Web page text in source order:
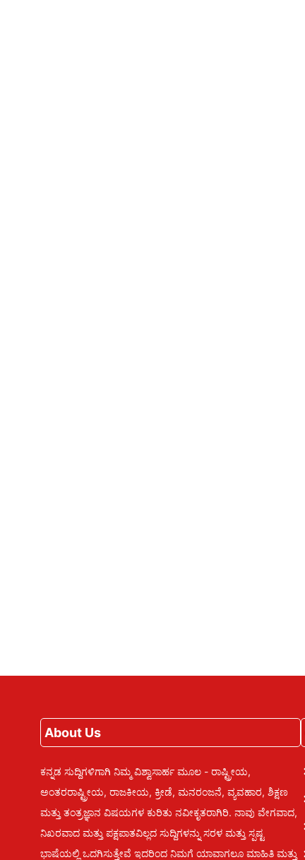
About Us
ಕನ್ನಡ ಸುದ್ದಿಗಳಿಗಾಗಿ ನಿಮ್ಮ ವಿಶ್ವಾಸಾರ್ಹ ಮೂಲ - ರಾಷ್ಟ್ರೀಯ,
ಅಂತರರಾಷ್ಟ್ರೀಯ, ರಾಜಕೀಯ, ಕ್ರೀಡೆ, ಮನರಂಜನೆ, ವ್ಯವಹಾರ, ಶಿಕ್ಷಣ
ಮತ್ತು ತಂತ್ರಜ್ಞಾನ ವಿಷಯಗಳ ಕುರಿತು ನವೀಕೃತರಾಗಿರಿ. ನಾವು ವೇಗವಾದ,
ನಿಖರವಾದ ಮತ್ತು ಪಕ್ಷಪಾತವಿಲ್ಲದ ಸುದ್ದಿಗಳನ್ನು ಸರಳ ಮತ್ತು ಸ್ಪಷ್ಟ
ಭಾಷೆಯಲ್ಲಿ ಒದಗಿಸುತ್ತೇವೆ ಇದರಿಂದ ನಿಮಗೆ ಯಾವಾಗಲೂ ಮಾಹಿತಿ ಮತ್ತು